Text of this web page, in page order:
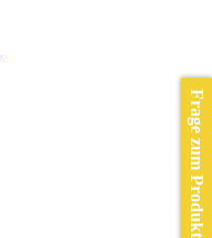
Frage zum Produkt?